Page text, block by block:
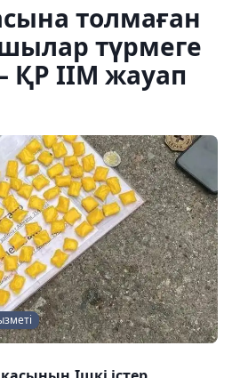
толмаған
түрмеге
ҚР ІІМ жауап